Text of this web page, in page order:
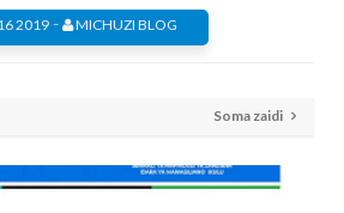
2019- MICHUZI BLOG
Soma zaidi